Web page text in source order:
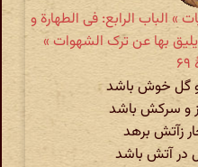
» الباب الرابع: فی الطهارة و
بها عن ترک الشهوات »
گل خوش باشد
و سرکش باشد
زآتش برهد
در آتش باشد